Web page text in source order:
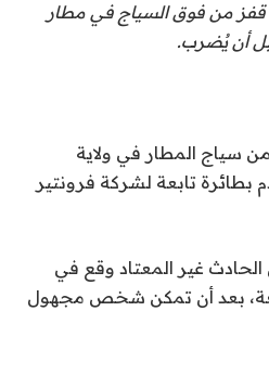
من فوق السياج في مطار
أن يُضرب.
المطار في ولاية
بطائرة تابعة لشركة فرونتير
غير المعتاد وقع في
بعد أن تمكن شخص مجهول